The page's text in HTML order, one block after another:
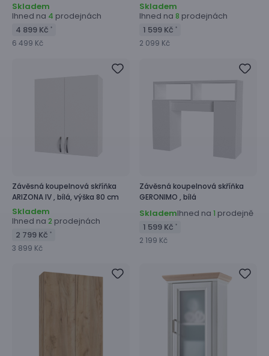
Skladem
Ihned na 4 prodejnách
4 899 Kč *
6 499 Kč
Skladem
Ihned na 8 prodejnách
1 599 Kč *
2 099 Kč
Závěsná koupelnová skříňka
ARIZONA IV , bílá, výška 80 cm
Skladem
Ihned na 2 prodejnách
2 799 Kč *
3 899 Kč
Závěsná koupelnová skříňka
GERONIMO , bílá
SklademIhned na 1 prodejně
1 599 Kč *
2 199 Kč